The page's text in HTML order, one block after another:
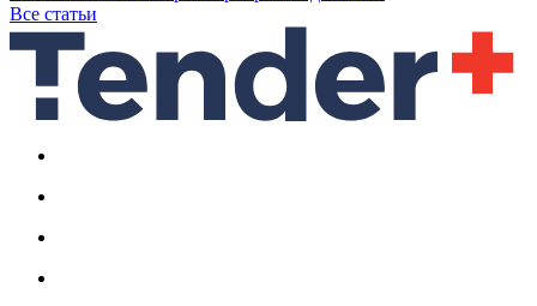
Все статьи